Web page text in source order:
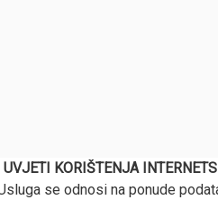
KORIŠTENJA
se odnosi na ponude